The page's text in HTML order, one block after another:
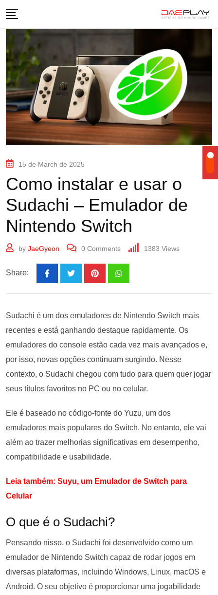
15 de March de 2025
Como instalar e usar o
Sudachi – Emulador de
Nintendo Switch
by JaeGyeon 0 Comments 1383 Views
Share:
Sudachi é um dos emuladores de Nintendo Switch mais
recentes e está ganhando destaque rapidamente. Os
emuladores do console estão cada vez mais avançados e,
por isso, novas opções continuam surgindo. Nesse
contexto, o Sudachi chegou com tudo para quem quer jogar
seus títulos favoritos no PC ou no celular.
Ele é baseado no código-fonte do Yuzu, um dos
emuladores mais populares do Switch. No entanto, ele vai
além ao trazer melhorias significativas em desempenho,
compatibilidade e usabilidade.
Leia também: Suyu, um Emulador de Switch para
Celular
O que é o Sudachi?
Pensando nisso, o Sudachi foi desenvolvido como um
emulador de Nintendo Switch capaz de rodar jogos em
diversas plataformas, incluindo Windows, Linux, macOS e
Android. O seu objetivo é proporcionar uma jogabilidade